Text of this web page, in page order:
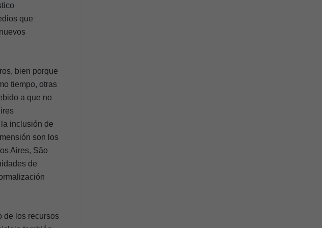
que
bien porque
tiempo, otras
a que no
inclusión de
son los
Aires, São
de
de los recursos